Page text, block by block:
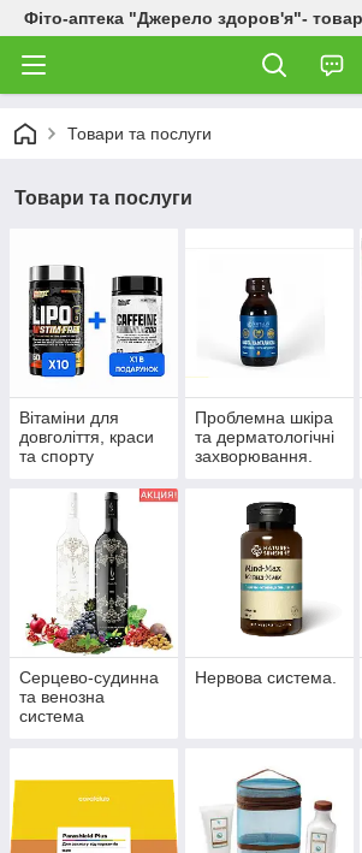
Фіто-аптека "Джерело здоров'я"-
Товари та послуги
Товари та послуги
Вітаміни для
довголіття, краси
та спорту
Проблемна шкіра
та дерматологічні
захворювання.
Серцево-судинна
та венозна
система
Нервова система.